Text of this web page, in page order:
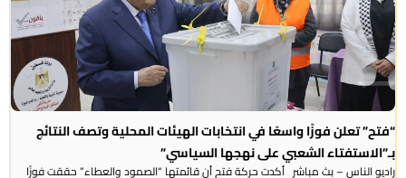
“فتح” تعلن فوزًا واسعًا في انتخابات الهيئات المحلية وتصف النتائج
بـ”الاستفتاء الشعبي على نهجها السياسي”
راديو الناس – بث مباشر أكدت حركة فتح أن قائمتها “الصمود والعطاء” حققت فوزًا